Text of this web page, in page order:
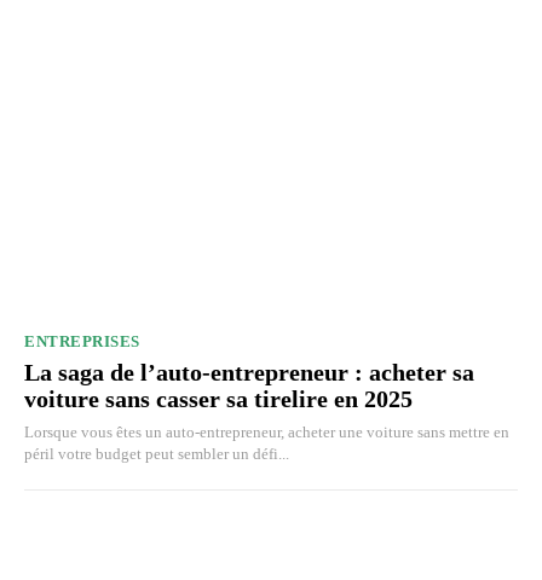
ENTREPRISES
La saga de l’auto-entrepreneur : acheter sa
voiture sans casser sa tirelire en 2025
Lorsque vous êtes un auto-entrepreneur, acheter une voiture sans mettre en
péril votre budget peut sembler un défi...